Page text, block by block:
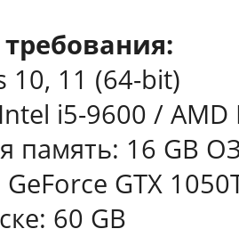
11 (64-bit)
i5-9600 / AMD
память: 16 GB
GTX
60 GB